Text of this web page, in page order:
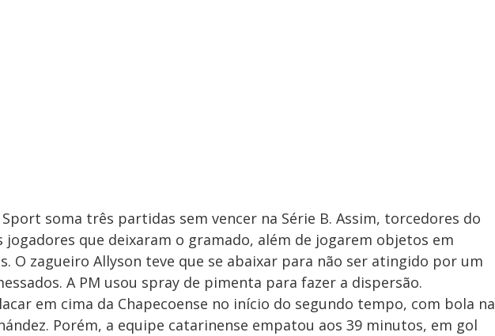
soma três partidas sem vencer na Série B. Assim, torcedores do
jogadores que deixaram o gramado, além de jogarem objetos em
O zagueiro Allyson teve que se abaixar para não ser atingido por um
A PM usou spray de pimenta para fazer a dispersão.
em cima da Chapecoense no início do segundo tempo, com bola na
Porém, a equipe catarinense empatou aos 39 minutos, em gol